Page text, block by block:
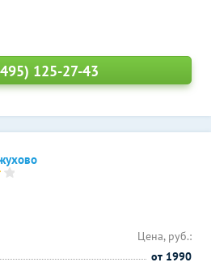
125-27-43
Цена, руб.:
от 1990